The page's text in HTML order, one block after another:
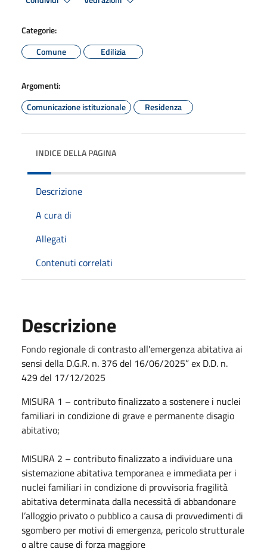
Categorie:
Comune
Edilizia
Argomenti:
Comunicazione istituzionale
Residenza
INDICE DELLA PAGINA
Descrizione
A cura di
Allegati
Contenuti correlati
Descrizione
Fondo regionale di contrasto all'emergenza abitativa ai
sensi della D.G.R. n. 376 del 16/06/2025” ex D.D. n.
429 del 17/12/2025
MISURA 1 – contributo finalizzato a sostenere i nuclei
familiari in condizione di grave e permanente disagio
abitativo;
MISURA 2 – contributo finalizzato a individuare una
sistemazione abitativa temporanea e immediata per i
nuclei familiari in condizione di provvisoria fragilità
abitativa determinata dalla necessità di abbandonare
l’alloggio privato o pubblico a causa di provvedimenti di
sgombero per motivi di emergenza, pericolo strutturale
o altre cause di forza maggiore